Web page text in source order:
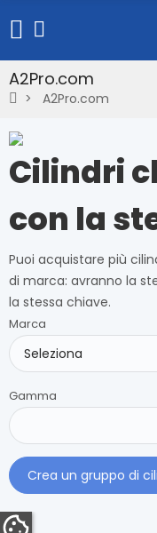
A2Pro.com
A2Pro.com
Cilindri
con la
Puoi acquistare più
di marca: avranno la
la stessa chiave.
Marca
Gamma
Crea un gruppo di